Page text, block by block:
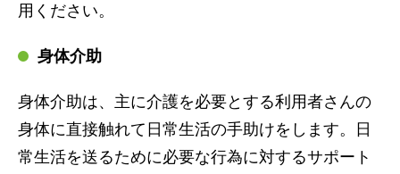
用ください。
身体介助
身体介助は、主に介護を必要とする利用者さんの
身体に直接触れて日常生活の手助けをします。日
常生活を送るために必要な行為に対するサポート